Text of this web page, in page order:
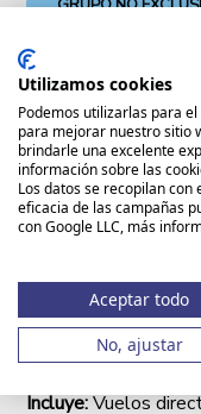
GRUPO NO
Duración:9
8
Destino:Caribe |
Carmen
5*
Hotel 5*
+
Todo
Incluido
Duración:9 dias, 7
y 1 noche en Vuelo
Destino: Riviera
Alojamiento:Hotel 5*
Incluye:Vuelos
Utilizamos cookies
Podemos utilizarlas para
para mejorar nuestro sitio
brindarle una excelente
información sobre las
Los datos se recopilan
eficacia de las campañas
con Google LLC, más
Aceptar todo
No, ajustar